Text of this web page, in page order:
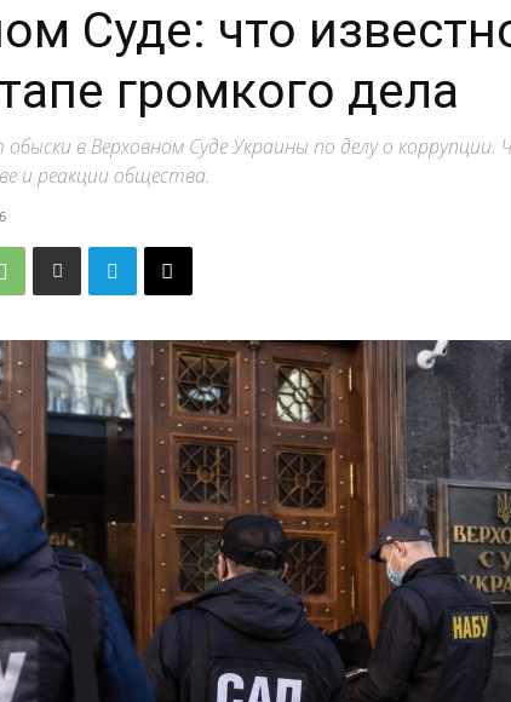
Суде: что
громкого дела
в Верховном Суде Украины по делу о коррупции.
и реакции общества.